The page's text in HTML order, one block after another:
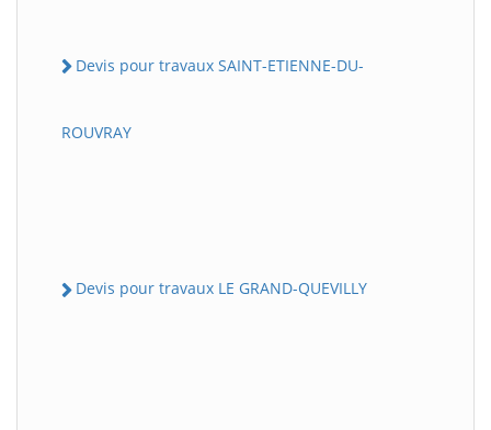
Devis pour travaux SAINT-ETIENNE-DU-
ROUVRAY
Devis pour travaux LE GRAND-QUEVILLY